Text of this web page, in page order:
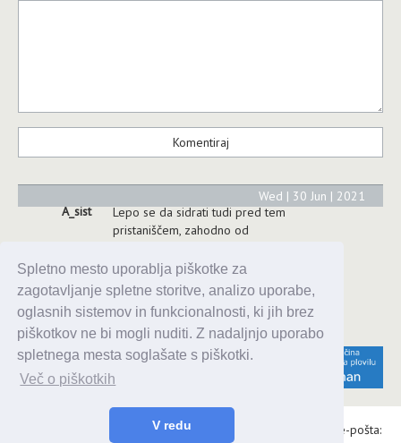
Spletno mesto uporablja piškotke za
zagotavljanje spletne storitve, analizo uporabe,
oglasnih sistemov in funkcionalnosti, ki jih brez
piškotkov ne bi mogli nuditi. Z nadaljnjo uporabo
spletnega mesta soglašate s piškotki.
Več o piškotkih
V redu
A_sist
Lepo se da sidrati tudi pred tem
pristaniščem, zahodno od
10 vozlih vetra lepo držalo. V
zalivu mivkasta plaža, tobogan in
nizka voda - primerna za majhne
otroke
Wed | 30 Jun | 2021
Alaris d.o.o., Topniška 14, Ljubljana, Tel.: 031 303 086, e-pošta: